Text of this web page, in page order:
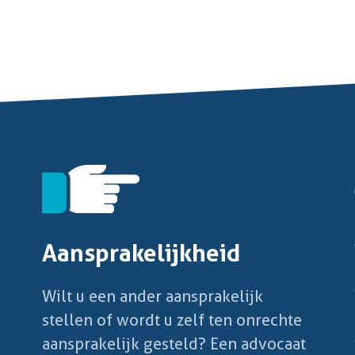
Aansprakelijkheid
Wilt u een ander aansprakelijk
stellen of wordt u zelf ten onrechte
aansprakelijk gesteld? Een advocaat